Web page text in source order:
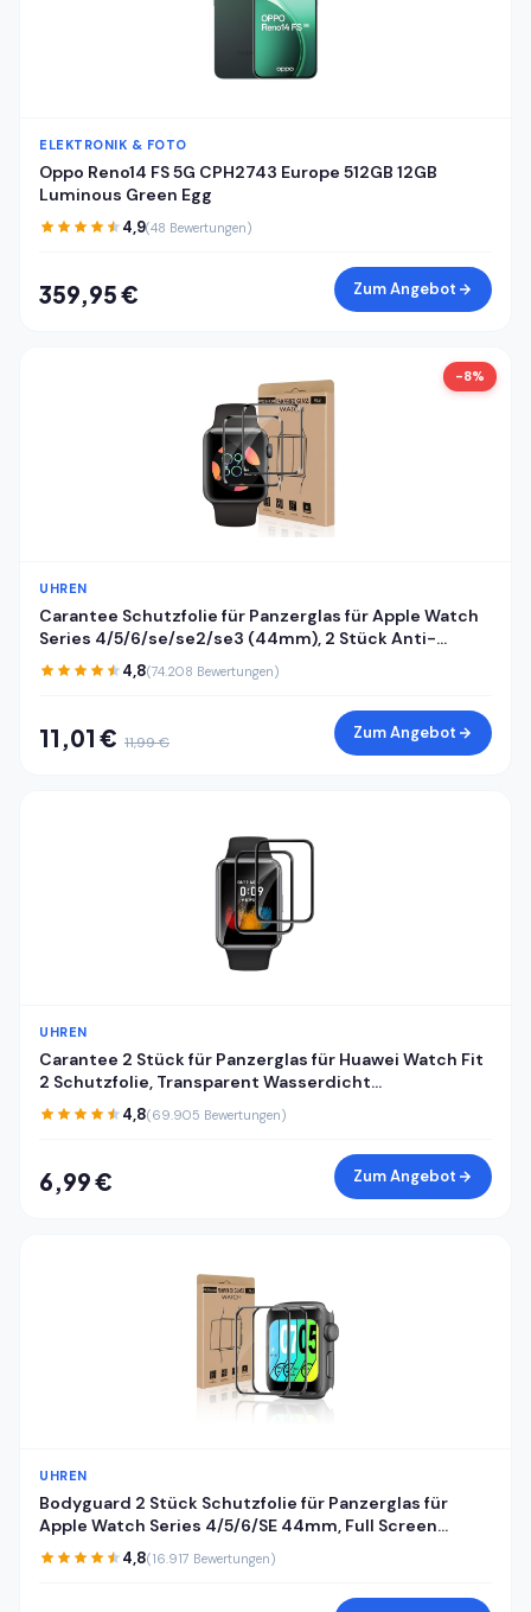
ELEKTRONIK & FOTO
Oppo Reno14 FS 5G CPH2743 Europe 512GB 12GB
Luminous Green Egg
4,9(48 Bewertungen)
359,95 € Zum Angebot
-8%
UHREN
Carantee Schutzfolie für Panzerglas für Apple Watch
Series 4/5/6/se/se2/se3 (44mm), 2 Stück Anti-
Kratzen Displayfolie, 3D Kante, Sensible Berührung, HD
Blasenfrei Apple Watch 44mm Displayschutzfolie
4,8(74.208 Bewertungen)
11,01 € 11,99 € Zum Angebot
UHREN
Carantee 2 Stück für Panzerglas für Huawei Watch Fit
2 Schutzfolie, Transparent Wasserdicht
Displayschutzfolie für Huawei Watch Fit 2, Stoßfeste
Sensitive Touch Antifouling Schutzglas Folie
4,8(69.905 Bewertungen)
6,99 € Zum Angebot
UHREN
Bodyguard 2 Stück Schutzfolie für Panzerglas für
Apple Watch Series 4/5/6/SE 44mm, Full Screen
Kratzfest Bruchsicher Apple Watch 44mm
Displayschutzfolie, Vollflächiger Schutz iWatch
4,8(16.917 Bewertungen)